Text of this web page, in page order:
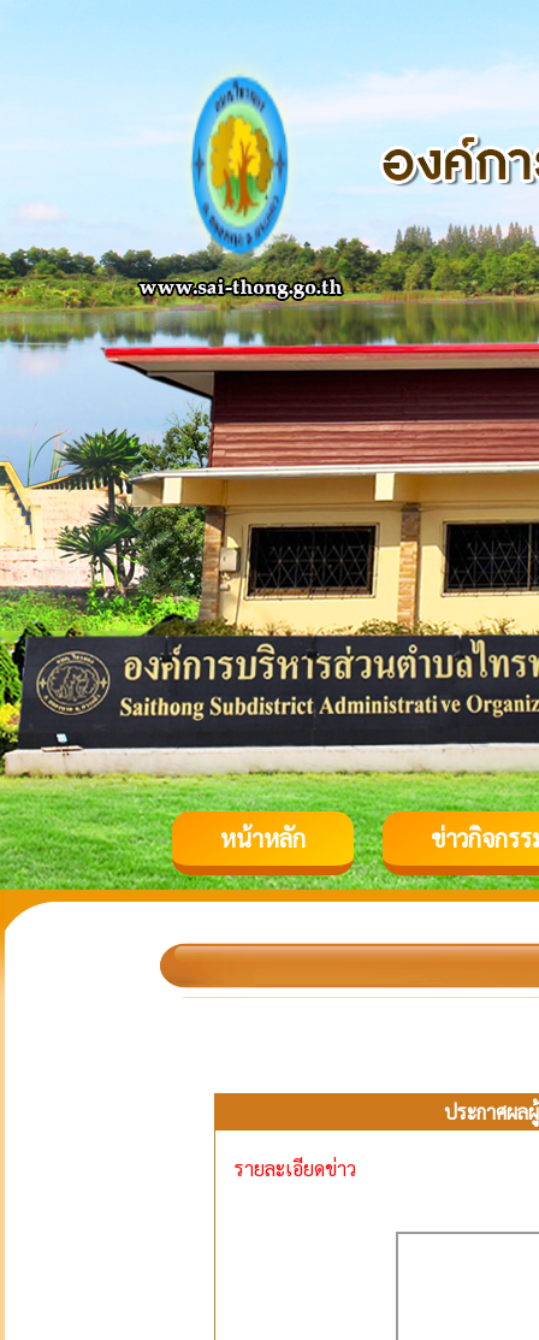
หน้าหลัก ข่าวกิจกรร
ประกาศผล
รายละเอียดข่าว